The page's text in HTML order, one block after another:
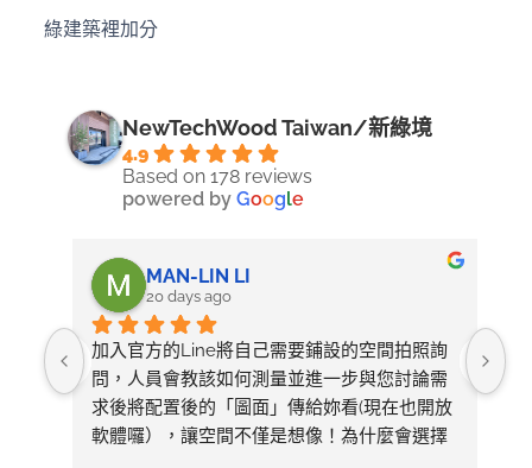
綠建築裡加分
NewTechWood Taiwan/新綠境
4.9
Based on 178 reviews
powered byGoogle
MAN-LIN LI
20 days ago
加入官方的Line將自己需要鋪設的空間拍照詢
問，人員會教該如何測量並進一步與您討論需
求後將配置後的「圖面」傳給妳看(現在也開放
軟體囉），讓空間不僅是想像！為什麼會選擇